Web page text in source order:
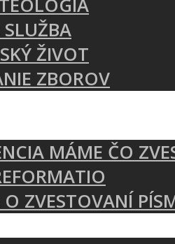
SLUŽBA
ŽIVOT
ZBOROV
MÁME ČO
O ZVESTOVANÍ